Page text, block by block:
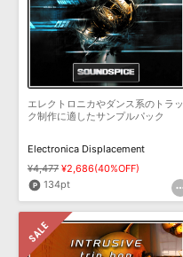
効果音 »
BGM »
お問い合わせ »
APS
SLS
ランキング
エレクトロニカやダンス系のトラッ
ク制作に適したサンプルパック
Electronica Displacement
¥4,477 ¥2,686(40%OFF)
134pt